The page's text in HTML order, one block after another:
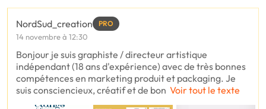
NordSud_creation PRO
14 novembre à 12:30
Bonjour je suis graphiste / directeur artistique
indépendant (18 ans d'expérience) avec de très bonnes
compétences en marketing produit et packaging. Je
suis consciencieux, créatif et de bon Voir tout le texte